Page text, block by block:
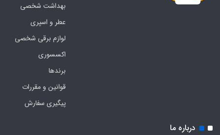
بهداشت شخصی
عطر و اسپری
لوازم برقی شخصی
اکسسوری
برندها
قوانین و مقررات
پیگیری سفارش
درباره ما